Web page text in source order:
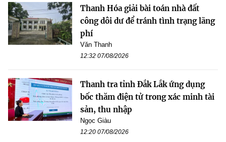
Thanh Hóa giải bài toán nhà đất
công dôi dư để tránh tình trạng lãng
phí
Văn Thanh
12:32 07/08/2026
Thanh tra tỉnh Đắk Lắk ứng dụng
bốc thăm điện tử trong xác minh tài
sản, thu nhập
Ngọc Giàu
12:20 07/08/2026